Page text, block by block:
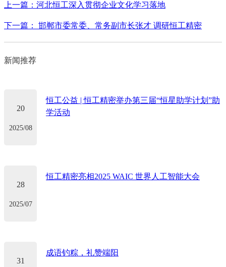
上一篇：河北恒工深入贯彻企业文化学习落地
下一篇： 邯郸市委常委、常务副市长张才 调研恒工精密
新闻推荐
20
2025/08
恒工公益 | 恒工精密举办第三届“恒星助学计划”助
学活动
28
2025/07
恒工精密亮相2025 WAIC 世界人工智能大会
31
成语钓粽，礼赞端阳